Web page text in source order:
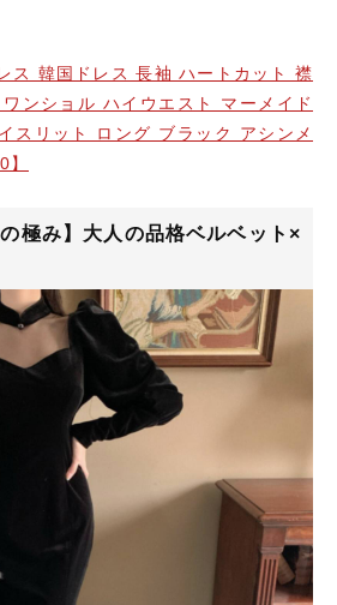
ス 韓国ドレス 長袖 ハートカット 襟
ンショル ハイウエスト マーメイド
スリット ロング ブラック アシンメ
極み】大人の品格ベルベット×